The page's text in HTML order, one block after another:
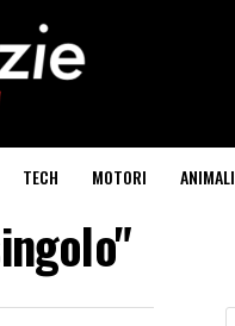
TECH MOTORI ANIMALI